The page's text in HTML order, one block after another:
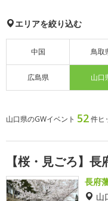
エリアを絞り込む
中国 鳥取
広島県 山口
山口県のGWイベント 52件ヒ
【桜・見ごろ】長
長府
山